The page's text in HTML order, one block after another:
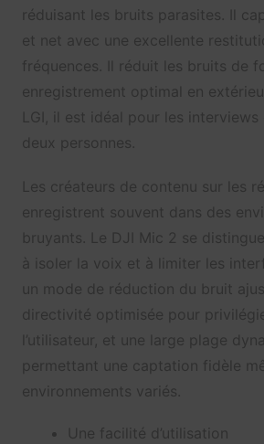
réduisant les bruits parasites. Il
et net avec une excellente
fréquences. Il réduit les bruits de
enregistrement optimal en
LGI, il est idéal pour les
deux personnes.
Les créateurs de contenu sur les
enregistrent souvent dans des
bruyants. Le DJI Mic 2 se
à isoler la voix et à limiter les
un mode de réduction du bruit
directivité optimisée pour
l’utilisateur, et une large plage
permettant une captation fidèle
environnements variés.
Une facilité d’utilisation